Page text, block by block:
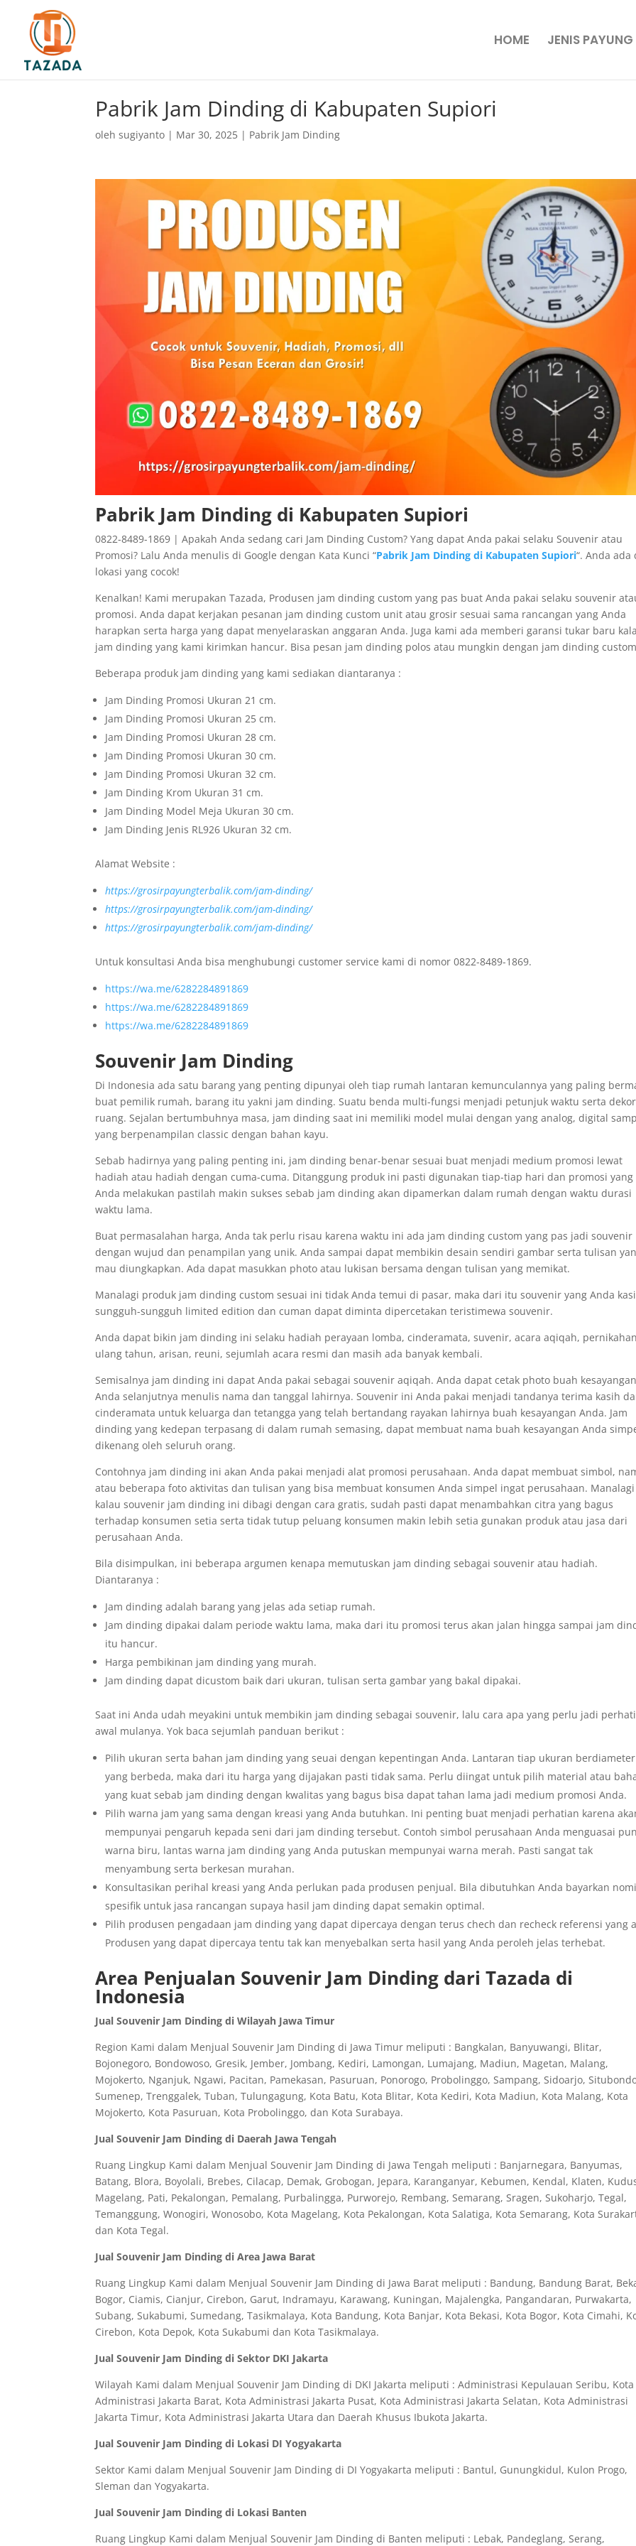
HOME JENIS PAYUNG
Pabrik Jam Dinding di Kabupaten Supiori
olehsugiyanto | Mar 30, 2025 | Pabrik Jam Dinding
Pabrik Jam Dinding di Kabupaten Supiori
0822-8489-1869 | Apakah Anda sedang cari Jam Dinding Custom? Yang dapat Anda pakai selaku Souvenir atau
Promosi? Lalu Anda menulis di Google dengan Kata Kunci “Pabrik Jam Dinding di Kabupaten Supiori“. Anda ada
lokasi yang cocok!
Kenalkan! Kami merupakan Tazada, Produsen jam dinding custom yang pas buat Anda pakai selaku souvenir
promosi. Anda dapat kerjakan pesanan jam dinding custom unit atau grosir sesuai sama rancangan yang Anda
harapkan serta harga yang dapat menyelaraskan anggaran Anda. Juga kami ada memberi garansi tukar baru
jam dinding yang kami kirimkan hancur. Bisa pesan jam dinding polos atau mungkin dengan jam dinding custom
Beberapa produk jam dinding yang kami sediakan diantaranya :
Jam Dinding Promosi Ukuran 21 cm.
Jam Dinding Promosi Ukuran 25 cm.
Jam Dinding Promosi Ukuran 28 cm.
Jam Dinding Promosi Ukuran 30 cm.
Jam Dinding Promosi Ukuran 32 cm.
Jam Dinding Krom Ukuran 31 cm.
Jam Dinding Model Meja Ukuran 30 cm.
Jam Dinding Jenis RL926 Ukuran 32 cm.
Alamat Website :
https://grosirpayungterbalik.com/jam-dinding/
https://grosirpayungterbalik.com/jam-dinding/
https://grosirpayungterbalik.com/jam-dinding/
Untuk konsultasi Anda bisa menghubungi customer service kami di nomor 0822-8489-1869.
https://wa.me/6282284891869
https://wa.me/6282284891869
https://wa.me/6282284891869
Souvenir Jam Dinding
Di Indonesia ada satu barang yang penting dipunyai oleh tiap rumah lantaran kemunculannya yang paling
buat pemilik rumah, barang itu yakni jam dinding. Suatu benda multi-fungsi menjadi petunjuk waktu serta dekor
ruang. Sejalan bertumbuhnya masa, jam dinding saat ini memiliki model mulai dengan yang analog, digital
yang berpenampilan classic dengan bahan kayu.
Sebab hadirnya yang paling penting ini, jam dinding benar-benar sesuai buat menjadi medium promosi lewat
hadiah atau hadiah dengan cuma-cuma. Ditanggung produk ini pasti digunakan tiap-tiap hari dan promosi yang
Anda melakukan pastilah makin sukses sebab jam dinding akan dipamerkan dalam rumah dengan waktu durasi
waktu lama.
Buat permasalahan harga, Anda tak perlu risau karena waktu ini ada jam dinding custom yang pas jadi souvenir
dengan wujud dan penampilan yang unik. Anda sampai dapat membikin desain sendiri gambar serta tulisan
mau diungkapkan. Ada dapat masukkan photo atau lukisan bersama dengan tulisan yang memikat.
Manalagi produk jam dinding custom sesuai ini tidak Anda temui di pasar, maka dari itu souvenir yang Anda
sungguh-sungguh limited edition dan cuman dapat diminta dipercetakan teristimewa souvenir.
Anda dapat bikin jam dinding ini selaku hadiah perayaan lomba, cinderamata, suvenir, acara aqiqah,
ulang tahun, arisan, reuni, sejumlah acara resmi dan masih ada banyak kembali.
Semisalnya jam dinding ini dapat Anda pakai sebagai souvenir aqiqah. Anda dapat cetak photo buah kesayangan
Anda selanjutnya menulis nama dan tanggal lahirnya. Souvenir ini Anda pakai menjadi tandanya terima kasih
cinderamata untuk keluarga dan tetangga yang telah bertandang rayakan lahirnya buah kesayangan Anda. Jam
dinding yang kedepan terpasang di dalam rumah semasing, dapat membuat nama buah kesayangan Anda
dikenang oleh seluruh orang.
Contohnya jam dinding ini akan Anda pakai menjadi alat promosi perusahaan. Anda dapat membuat simbol,
atau beberapa foto aktivitas dan tulisan yang bisa membuat konsumen Anda simpel ingat perusahaan. Manalagi
kalau souvenir jam dinding ini dibagi dengan cara gratis, sudah pasti dapat menambahkan citra yang bagus
terhadap konsumen setia serta tidak tutup peluang konsumen makin lebih setia gunakan produk atau jasa dari
perusahaan Anda.
Bila disimpulkan, ini beberapa argumen kenapa memutuskan jam dinding sebagai souvenir atau hadiah.
Diantaranya :
Jam dinding adalah barang yang jelas ada setiap rumah.
Jam dinding dipakai dalam periode waktu lama, maka dari itu promosi terus akan jalan hingga sampai jam
itu hancur.
Harga pembikinan jam dinding yang murah.
Jam dinding dapat dicustom baik dari ukuran, tulisan serta gambar yang bakal dipakai.
Saat ini Anda udah meyakini untuk membikin jam dinding sebagai souvenir, lalu cara apa yang perlu jadi
awal mulanya. Yok baca sejumlah panduan berikut :
Pilih ukuran serta bahan jam dinding yang seuai dengan kepentingan Anda. Lantaran tiap ukuran berdiameter
yang berbeda, maka dari itu harga yang dijajakan pasti tidak sama. Perlu diingat untuk pilih material atau
yang kuat sebab jam dinding dengan kwalitas yang bagus bisa dapat tahan lama jadi medium promosi Anda.
Pilih warna jam yang sama dengan kreasi yang Anda butuhkan. Ini penting buat menjadi perhatian karena
mempunyai pengaruh kepada seni dari jam dinding tersebut. Contoh simbol perusahaan Anda menguasai
warna biru, lantas warna jam dinding yang Anda putuskan mempunyai warna merah. Pasti sangat tak
menyambung serta berkesan murahan.
Konsultasikan perihal kreasi yang Anda perlukan pada produsen penjual. Bila dibutuhkan Anda bayarkan
spesifik untuk jasa rancangan supaya hasil jam dinding dapat semakin optimal.
Pilih produsen pengadaan jam dinding yang dapat dipercaya dengan terus chech dan recheck referensi yang
Produsen yang dapat dipercaya tentu tak kan menyebalkan serta hasil yang Anda peroleh jelas terhebat.
Area Penjualan Souvenir Jam Dinding dari Tazada di
Indonesia
Jual Souvenir Jam Dinding di Wilayah Jawa Timur
Region Kami dalam Menjual Souvenir Jam Dinding di Jawa Timur meliputi : Bangkalan, Banyuwangi, Blitar,
Bojonegoro, Bondowoso, Gresik, Jember, Jombang, Kediri, Lamongan, Lumajang, Madiun, Magetan, Malang,
Mojokerto, Nganjuk, Ngawi, Pacitan, Pamekasan, Pasuruan, Ponorogo, Probolinggo, Sampang, Sidoarjo,
Sumenep, Trenggalek, Tuban, Tulungagung, Kota Batu, Kota Blitar, Kota Kediri, Kota Madiun, Kota Malang, Kota
Mojokerto, Kota Pasuruan, Kota Probolinggo, dan Kota Surabaya.
Jual Souvenir Jam Dinding di Daerah Jawa Tengah
Ruang Lingkup Kami dalam Menjual Souvenir Jam Dinding di Jawa Tengah meliputi : Banjarnegara, Banyumas,
Batang, Blora, Boyolali, Brebes, Cilacap, Demak, Grobogan, Jepara, Karanganyar, Kebumen, Kendal, Klaten,
Magelang, Pati, Pekalongan, Pemalang, Purbalingga, Purworejo, Rembang, Semarang, Sragen, Sukoharjo, Tegal,
Temanggung, Wonogiri, Wonosobo, Kota Magelang, Kota Pekalongan, Kota Salatiga, Kota Semarang, Kota
dan Kota Tegal.
Jual Souvenir Jam Dinding di Area Jawa Barat
Ruang Lingkup Kami dalam Menjual Souvenir Jam Dinding di Jawa Barat meliputi : Bandung, Bandung Barat,
Bogor, Ciamis, Cianjur, Cirebon, Garut, Indramayu, Karawang, Kuningan, Majalengka, Pangandaran, Purwakarta,
Subang, Sukabumi, Sumedang, Tasikmalaya, Kota Bandung, Kota Banjar, Kota Bekasi, Kota Bogor, Kota Cimahi,
Cirebon, Kota Depok, Kota Sukabumi dan Kota Tasikmalaya.
Jual Souvenir Jam Dinding di Sektor DKI Jakarta
Wilayah Kami dalam Menjual Souvenir Jam Dinding di DKI Jakarta meliputi : Administrasi Kepulauan Seribu, Kota
Administrasi Jakarta Barat, Kota Administrasi Jakarta Pusat, Kota Administrasi Jakarta Selatan, Kota Administrasi
Jakarta Timur, Kota Administrasi Jakarta Utara dan Daerah Khusus Ibukota Jakarta.
Jual Souvenir Jam Dinding di Lokasi DI Yogyakarta
Sektor Kami dalam Menjual Souvenir Jam Dinding di DI Yogyakarta meliputi : Bantul, Gunungkidul, Kulon Progo,
Sleman dan Yogyakarta.
Jual Souvenir Jam Dinding di Lokasi Banten
Ruang Lingkup Kami dalam Menjual Souvenir Jam Dinding di Banten meliputi : Lebak, Pandeglang, Serang,